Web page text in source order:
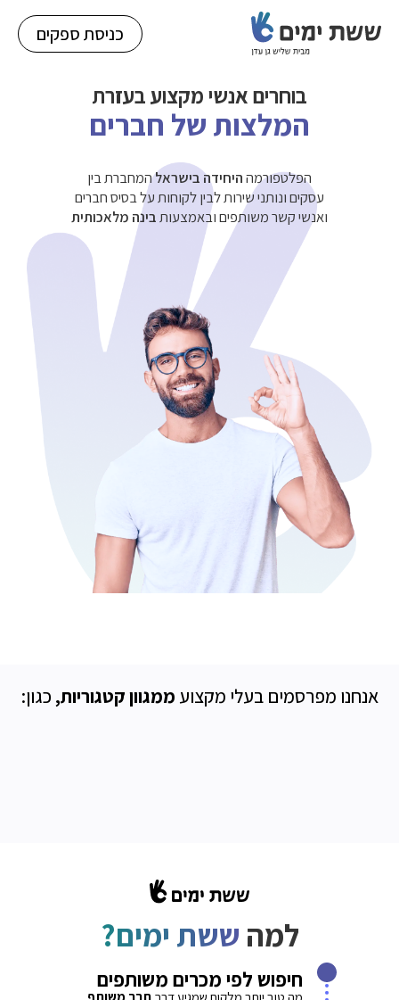
כניסת ספקים
בוחרים אנשימקצוע בעזרת
המלצות של חברים
הפלטפורמההיחידה בישראלהמחברת בין
עסקים ונותני שירות לבין לקוחות על בסיס חברים
ואנשי קשר משותפים ובאמצעותבינה מלאכותית
אנחנו מפרסמים בעלי מקצוע ממגוון קטגוריות, כגון:
למה ששת ימים?
חיפוש לפי מכרים משותפים